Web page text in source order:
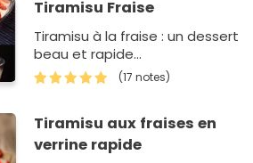
Tiramisu Fraise
Tiramisu à la fraise : un dessert
beau et rapide...
(17 notes)
Tiramisu aux fraises en
verrine rapide